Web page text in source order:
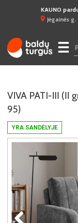
KAUNO
Jėgainės g.
☰
YRA SANDĖLYJE
VIVA PATI-III (II
95)